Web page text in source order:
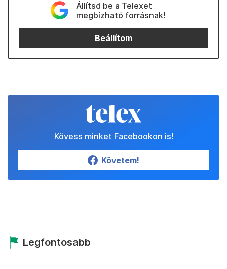
Állítsd be a Telexet
megbízható forrásnak!
Beállítom
Kövess minket Facebookon is!
Követem!
Legfontosabb